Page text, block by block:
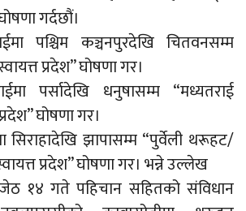
गर्दछौं।
पश्चिम कञ्चनपुरदेखि चितवनसम्म
प्रदेश” घोषणा गर।
पर्सादेखि धनुषासम्म “मध्यतराई
घोषणा गर।
झापासम्म “पुर्वेली थरूहट/
प्रदेश” घोषणा गर। भन्ने उल्लेख
१४ गते पहिचान सहितको संविधान